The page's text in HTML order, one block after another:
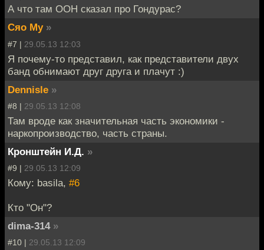
А что там ООН сказал про Гондурас?
Сяо Му »
#7 | 29.05.13 12:03
Я почему-то представил, как представители двух
банд обнимают друг друга и плачут :)
Dennisle »
#8 | 29.05.13 12:08
Там вроде как значительная часть экономики -
наркопроизводство, часть страны.
Кронштейн И.Д. »
#9 | 29.05.13 12:09
Кому: basila, #6
Кто "Он"?
dima-314 »
#10 | 29.05.13 12:09